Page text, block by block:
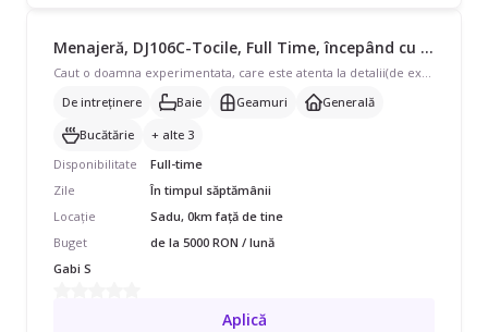
Menajeră, DJ106C-Tocile, Full Time, începând cu 5000 lei/lună
De intreținere
Baie Geamuri
Generală
Bucătărie
+ alte 3
Disponibilitate
Full-time
Zile
În timpul săptămânii
Locație
Sadu, 0km față de tine
Buget
de la 5000 RON / lună
Gabi S
Aplică